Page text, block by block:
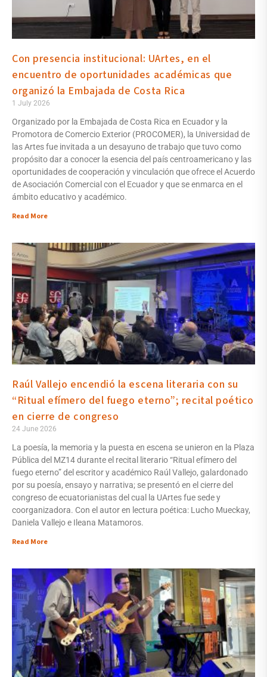
Con presencia institucional: UArtes, en el
encuentro de oportunidades académicas que
organizó la Embajada de Costa Rica
1 July 2026
Organizado por la Embajada de Costa Rica en Ecuador y la
Promotora de Comercio Exterior (PROCOMER), la Universidad de
las Artes fue invitada a un desayuno de trabajo que tuvo como
propósito dar a conocer la esencia del país centroamericano y las
oportunidades de cooperación y vinculación que ofrece el Acuerdo
de Asociación Comercial con el Ecuador y que se enmarca en el
ámbito educativo y académico.
Read More
Raúl Vallejo encendió la escena literaria con su
“Ritual efímero del fuego eterno”; recital poético
en cierre de congreso
24 June 2026
La poesía, la memoria y la puesta en escena se unieron en la Plaza
Pública del MZ14 durante el recital literario “Ritual efímero del
fuego eterno” del escritor y académico Raúl Vallejo, galardonado
por su poesía, ensayo y narrativa; se presentó en el cierre del
congreso de ecuatorianistas del cual la UArtes fue sede y
coorganizadora. Con el autor en lectura poética: Lucho Mueckay,
Daniela Vallejo e Ileana Matamoros.
Read More